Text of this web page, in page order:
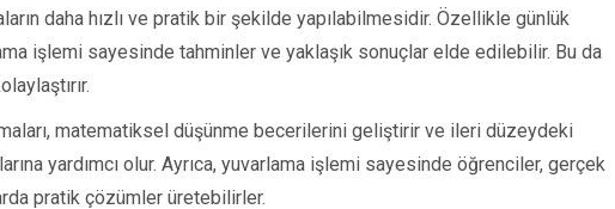
daha hızlı ve pratik bir şekilde yapılabilmesidir. Özellikle günlük
işlemi sayesinde tahminler ve yaklaşık sonuçlar elde edilebilir. Bu da
matematiksel düşünme becerilerini geliştirir ve ileri düzeydeki
yardımcı olur. Ayrıca, yuvarlama işlemi sayesinde öğrenciler, gerçek
pratik çözümler üretebilirler.